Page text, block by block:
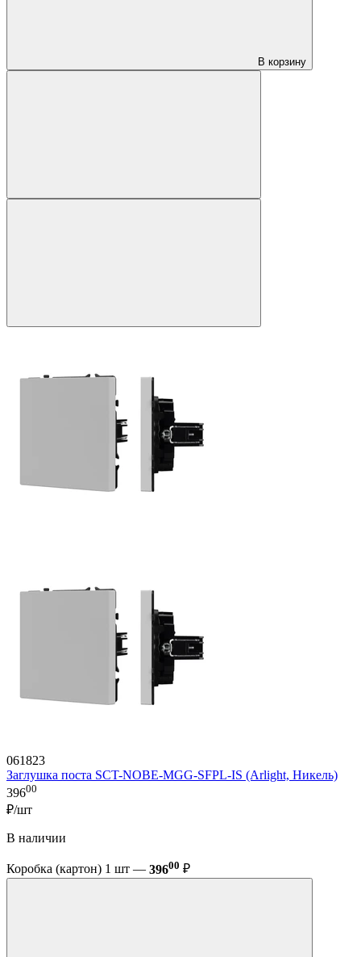
В корзину
061823
Заглушка поста SCT-NOBE-MGG-SFPL-IS (Arlight, Никель)
39600
₽/шт
В наличии
Коробка (картон) 1 шт — 39600 ₽